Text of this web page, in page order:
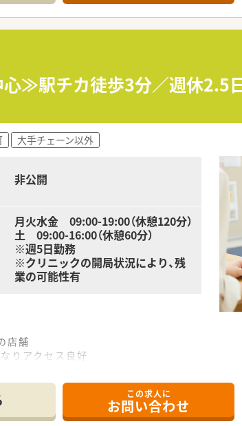
心≫駅チカ徒歩3分／週休2.5
大手チェーン以外
非公開
月火水金 09:00-19:00（休憩120分）
土 09:00-16:00（休憩60分）
※週5日勤務
※クリニックの開局状況により、残
業の可能性有
店舗
りアクセス良好
もしやすいです
一回帰宅することもできます
この求人に
お問い合わせ